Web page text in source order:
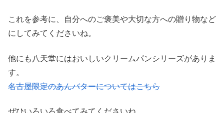
これを参考に、自分へのご褒美や大切な方への贈り物など
にしてみてくださいね。
他にも八天堂にはおいしいクリームパンシリーズがありま
す。
名古屋限定のあんバターについてはこちら
ぜひいろいろ食べてみてくださいね